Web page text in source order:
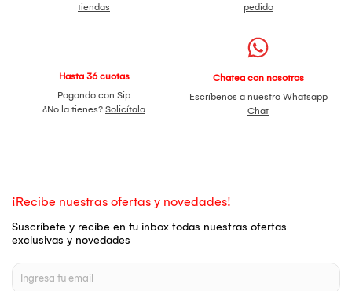
tiendas
pedido
Hasta 36 cuotas
Pagando con Sip
¿No la tienes? Solicítala
Chatea con nosotros
Escríbenos a nuestro Whatsapp
Chat
¡Recibe nuestras ofertas y novedades!
Suscríbete y recibe en tu inbox todas nuestras ofertas
exclusivas y novedades